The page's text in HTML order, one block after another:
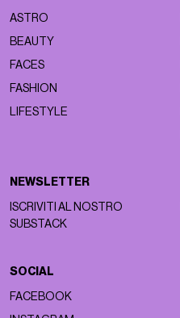
ASTRO
BEAUTY
FACES
FASHION
LIFESTYLE
NEWSLETTER
ISCRIVITI AL NOSTRO
SUBSTACK
SOCIAL
FACEBOOK